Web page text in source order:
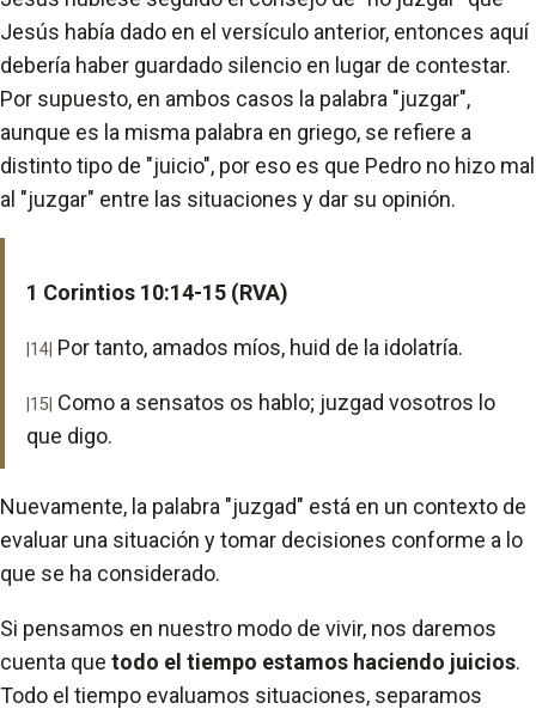
Jesús había dado en el versículo anterior, entonces aquí
debería haber guardado silencio en lugar de contestar.
Por supuesto, en ambos casos la palabra "juzgar",
aunque es la misma palabra en griego, se refiere a
distinto tipo de "juicio", por eso es que Pedro no hizo mal
al "juzgar" entre las situaciones y dar su opinión.
1 Corintios 10:14-15 (RVA)
|14| Por tanto, amados míos, huid de la idolatría.
|15| Como a sensatos os hablo; juzgad vosotros lo
que digo.
Nuevamente, la palabra "juzgad" está en un contexto de
evaluar una situación y tomar decisiones conforme a lo
que se ha considerado.
Si pensamos en nuestro modo de vivir, nos daremos
cuenta que todo el tiempo estamos haciendo juicios.
Todo el tiempo evaluamos situaciones, separamos